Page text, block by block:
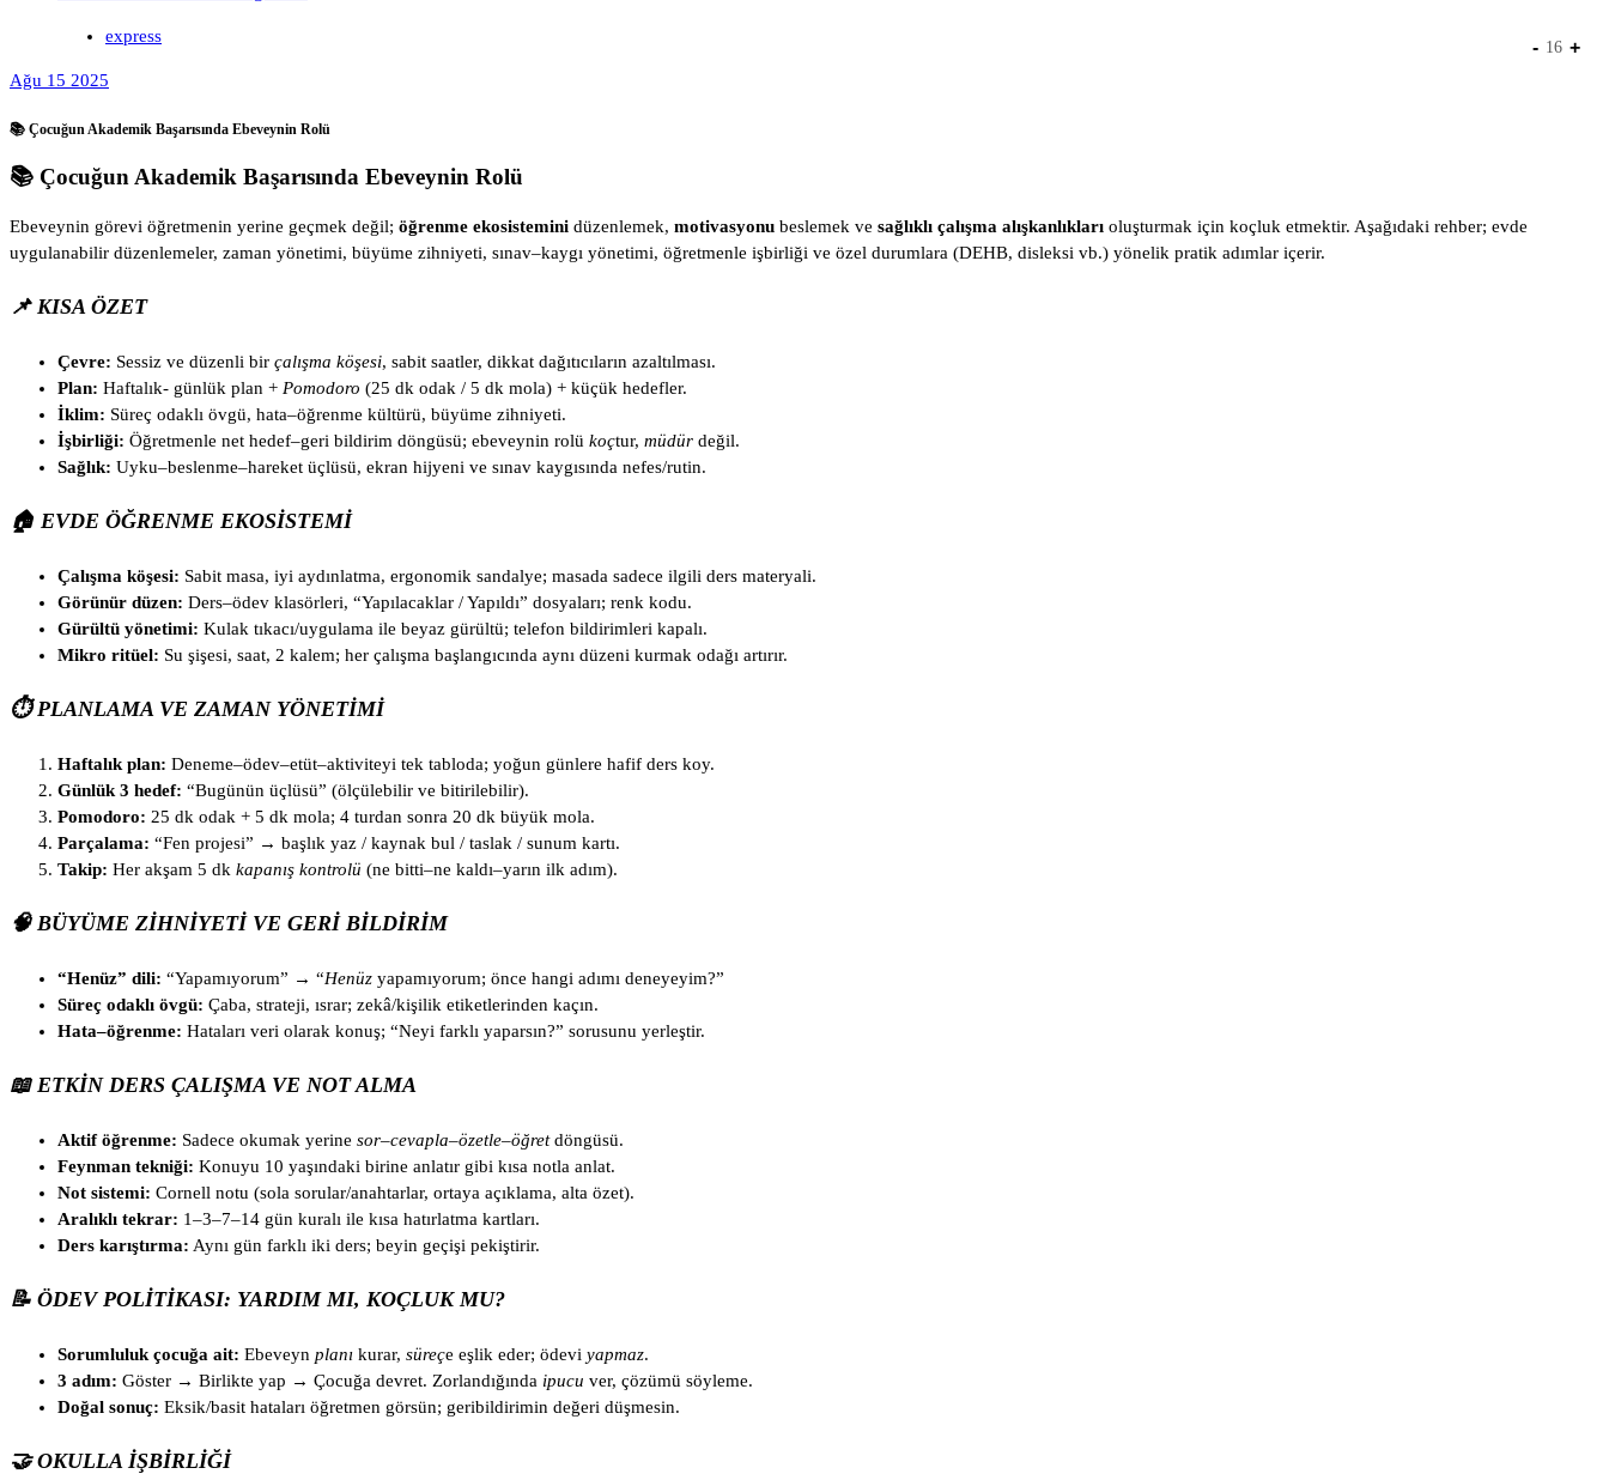
express
Ağu 15 2025
📚 Çocuğun Akademik Başarısında Ebeveynin Rolü
📚 Çocuğun Akademik Başarısında Ebeveynin Rolü
Ebeveynin görevi öğretmenin yerine geçmek değil; öğrenme ekosistemini düzenlemek, motivasyonu beslemek ve sağlıklı çalışma alışkanlıkları oluşturmak için koçluk etmektir. Aşağıdaki rehber; evde
uygulanabilir düzenlemeler, zaman yönetimi, büyüme zihniyeti, sınav–kaygı yönetimi, öğretmenle işbirliği ve özel durumlara (DEHB, disleksi vb.) yönelik pratik adımlar içerir.
📌 KISA ÖZET
Çevre: Sessiz ve düzenli bir çalışma köşesi, sabit saatler, dikkat dağıtıcıların azaltılması.
Plan: Haftalık- günlük plan + Pomodoro (25 dk odak / 5 dk mola) + küçük hedefler.
İklim: Süreç odaklı övgü, hata–öğrenme kültürü, büyüme zihniyeti.
İşbirliği: Öğretmenle net hedef–geri bildirim döngüsü; ebeveynin rolü koçtur, müdür değil.
Sağlık: Uyku–beslenme–hareket üçlüsü, ekran hijyeni ve sınav kaygısında nefes/rutin.
🏠 EVDE ÖĞRENME EKOSISTEMI
Çalışma köşesi: Sabit masa, iyi aydınlatma, ergonomik sandalye; masada sadece ilgili ders materyali.
Görünür düzen: Ders–ödev klasörleri, “Yapılacaklar / Yapıldı” dosyaları; renk kodu.
Gürültü yönetimi: Kulak tıkacı/uygulama ile beyaz gürültü; telefon bildirimleri kapalı.
Mikro ritüel: Su şişesi, saat, 2 kalem; her çalışma başlangıcında aynı düzeni kurmak odağı artırır.
⏱️ PLANLAMA VE ZAMAN YÖNETIMI
Haftalık plan: Deneme–ödev–etüt–aktiviteyi tek tabloda; yoğun günlere hafif ders koy.
Günlük 3 hedef: “Bugünün üçlüsü” (ölçülebilir ve bitirilebilir).
Pomodoro: 25 dk odak + 5 dk mola; 4 turdan sonra 20 dk büyük mola.
Parçalama: “Fen projesi” → başlık yaz / kaynak bul / taslak / sunum kartı.
Takip: Her akşam 5 dk kapanış kontrolü (ne bitti–ne kaldı–yarın ilk adım).
🧠 BÜYÜME ZIHNIYETI VE GERI BILDIRIM
“Henüz” dili: “Yapamıyorum” → “Henüz yapamıyorum; önce hangi adımı deneyeyim?”
Süreç odaklı övgü: Çaba, strateji, ısrar; zekâ/kişilik etiketlerinden kaçın.
Hata–öğrenme: Hataları veri olarak konuş; “Neyi farklı yaparsın?” sorusunu yerleştir.
📖 ETKIN DERS ÇALIŞMA VE NOT ALMA
Aktif öğrenme: Sadece okumak yerine sor–cevapla–özetle–öğretdöngüsü.
Feynman tekniği: Konuyu 10 yaşındaki birine anlatır gibi kısa notla anlat.
Not sistemi: Cornell notu (sola sorular/anahtarlar, ortaya açıklama, alta özet).
Aralıklı tekrar: 1–3–7–14 gün kuralı ile kısa hatırlatma kartları.
Ders karıştırma: Aynı gün farklı iki ders; beyin geçişi pekiştirir.
📝 ÖDEV POLITIKASI: YARDIM MI, KOÇLUK MU?
Sorumluluk çocuğa ait: Ebeveyn planı kurar, süreçe eşlik eder; ödevi yapmaz.
3 adım: Göster → Birlikte yap → Çocuğa devret. Zorlandığında ipucu ver, çözümü söyleme.
Doğal sonuç: Eksik/basit hataları öğretmen görsün; geribildirimin değeri düşmesin.
🤝 OKULLA İŞBIRLIĞI
- 16 +